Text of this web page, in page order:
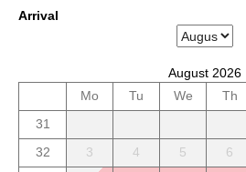
Arrival
August 2026
Mo
Tu We Th
31
32
3 4 5 6